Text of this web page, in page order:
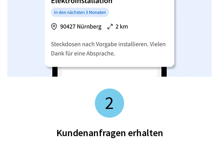
2
Kundenanfragen erhalten